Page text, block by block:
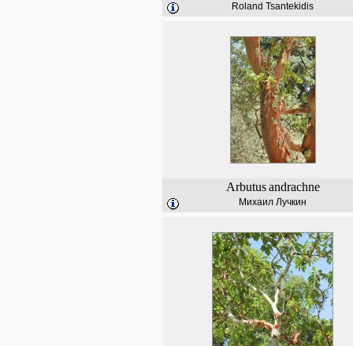
Roland Tsantekidis
Arbutus andrachne
Михаил Лучкин